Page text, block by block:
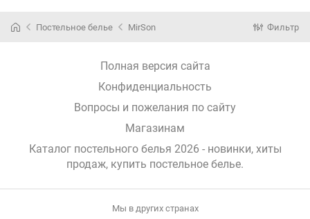
Постельное белье MirSon Фильтр
Полная версия сайта
Конфиденциальность
Вопросы и пожелания по сайту
Магазинам
Каталог постельного белья 2026 - новинки, хиты
продаж, купить постельное белье.
Мы в других странах